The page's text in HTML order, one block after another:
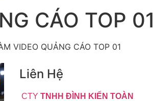
CÁO TOP 01
VIDEO QUẢNG CÁO TOP 01
Liên Hệ
CTY TNHH ĐÌNH KIẾN TOÀN